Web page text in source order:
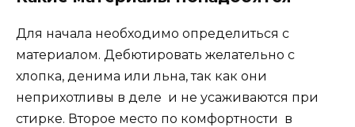
Для начала необходимо определиться с
материалом. Дебютировать желательно с
хлопка, денима или льна, так как они
неприхотливы в деле и не усаживаются при
стирке. Второе место по комфортности в